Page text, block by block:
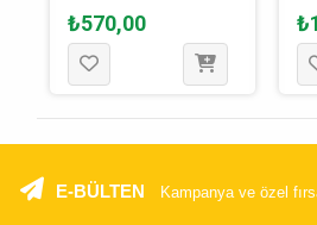
Leash Vario 4 Lite
185 Cm - Denim
₺570,00
E-BÜLTEN Kampanya ve özel